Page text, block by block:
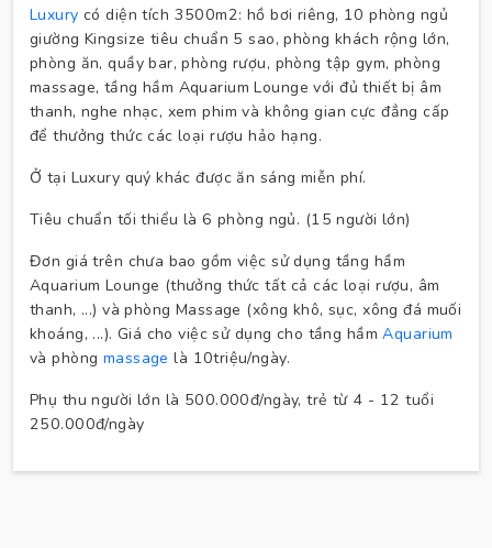
Luxury có diện tích 3500m2: hồ bơi riêng, 10 phòng ngủ
giường Kingsize tiêu chuẩn 5 sao, phòng khách rộng lớn,
phòng ăn, quầy bar, phòng rượu, phòng tập gym, phòng
massage, tầng hầm Aquarium Lounge với đủ thiết bị âm
thanh, nghe nhạc, xem phim và không gian cực đẳng cấp
để thưởng thức các loại rượu hảo hạng.
Ở tại Luxury quý khác được ăn sáng miễn phí.
Tiêu chuẩn tối thiểu là 6 phòng ngủ. (15 người lớn)
Đơn giá trên chưa bao gồm việc sử dụng tầng hầm
Aquarium Lounge (thưởng thức tất cả các loại rượu, âm
thanh, ...) và phòng Massage (xông khô, sục, xông đá muối
khoáng, ...). Giá cho việc sử dụng cho tầng hầmAquarium
và phòng massage là 10triệu/ngày.
Phụ thu người lớn là 500.000đ/ngày, trẻ từ 4 - 12 tuổi
250.000đ/ngày